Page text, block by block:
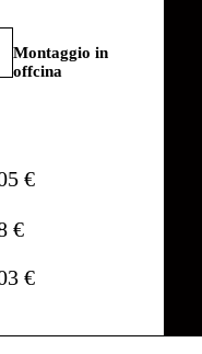
Montaggio in
offcina
€
€
€